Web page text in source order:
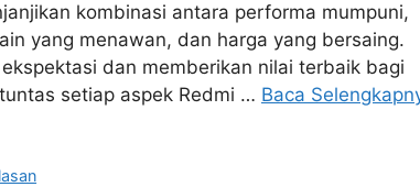
kombinasi antara performa mumpuni,
yang menawan, dan harga yang bersaing.
dan memberikan nilai terbaik bagi
setiap aspek Redmi … Baca